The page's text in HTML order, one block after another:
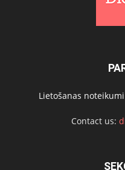
Lietošanas noteikumi
Contact us: